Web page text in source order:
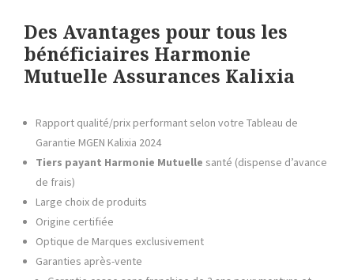
Des Avantages pour tous les
bénéficiaires Harmonie
Mutuelle Assurances Kalixia
Rapport qualité/prix performant selon votre Tableau de
Garantie MGEN Kalixia 2024
Tiers payant Harmonie Mutuelle santé (dispense d’avance
de frais)
Large choix de produits
Origine certifiée
Optique de Marques exclusivement
Garanties après-vente